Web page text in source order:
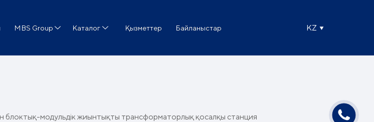
MBS Group Каталог Қызметтер Байланыстар KZ
модульдік жиынтықты трансформаторлық қосалқы станция